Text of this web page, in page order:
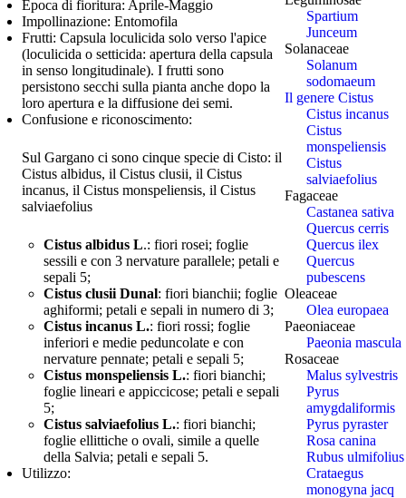
Epoca di fioritura: Aprile-Maggio
Impollinazione: Entomofila
Frutti: Capsula loculicida solo verso l'apice
(loculicida o setticida: apertura della capsula
in senso longitudinale). I frutti sono
persistono secchi sulla pianta anche dopo la
loro apertura e la diffusione dei semi.
Confusione e riconoscimento:
Sul Gargano ci sono cinque specie di Cisto: il
Cistus albidus, il Cistus clusii, il Cistus
incanus, il Cistus monspeliensis, il Cistus
salviaefolius
Cistus albidus L.: fiori rosei; foglie
sessili e con 3 nervature parallele; petali e
sepali 5;
Cistus clusii Dunal: fiori bianchii; foglie
aghiformi; petali e sepali in numero di 3;
Cistus incanus L.: fiori rossi; foglie
inferiori e medie peduncolate e con
nervature pennate; petali e sepali 5;
Cistus monspeliensis L.: fiori bianchi;
foglie lineari e appiccicose; petali e sepali
5;
Cistus salviaefolius L.: fiori bianchi;
foglie ellittiche o ovali, simile a quelle
della Salvia; petali e sepali 5.
Utilizzo:
Spartium
Junceum
Solanaceae
Solanum
sodomaeum
Il genere Cistus
Cistus incanus
Cistus
monspeliensis
Cistus
salviaefolius
Fagaceae
Castanea sativa
Quercus cerris
Quercus ilex
Quercus
pubescens
Oleaceae
Olea europaea
Paeoniaceae
Paeonia mascula
Rosaceae
Malus sylvestris
Pyrus
amygdaliformis
Pyrus pyraster
Rosa canina
Rubus ulmifolius
Crataegus
monogyna jacq